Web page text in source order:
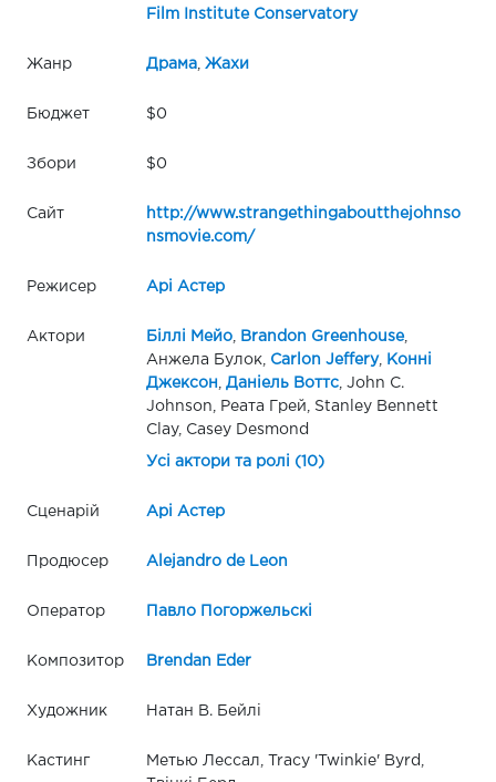
Film Institute Conservatory
Жанр Драма, Жахи
Бюджет $0
Збори $0
Сайт
http://www.strangethingaboutthejohnso
nsmovie.com/
Режисер Арі Астер
Актори Біллі Мейо, Brandon Greenhouse,
Анжела Булок,
Carlon Jeffery,
Конні
Джексон
Даніель Воттс, John C.
Johnson, Реата Грей, Stanley Bennett
Clay, Casey Desmond
Усі актори та ролі (10)
Сценарій Арі Астер
Продюсер Alejandro de Leon
Оператор Павло Погоржельскі
Композитор Brendan Eder
Художник Натан В. Бейлі
Кастинг
Метью Лессал, Tracy 'Twinkie' Byrd,